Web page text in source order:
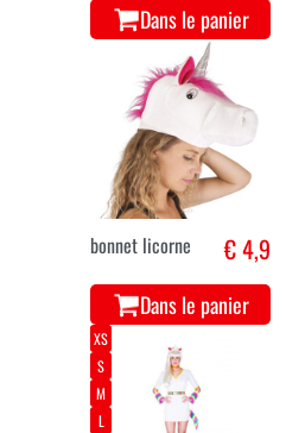
Dans le panier
bonnet licorne € 4,9
Dans le panier
XS
S
M
L